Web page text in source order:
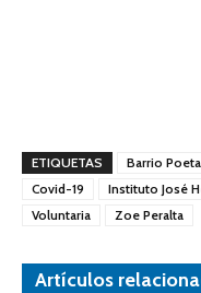
ETIQUETAS Barrio
Covid-19
Instituto José
Voluntaria
Zoe Peralta
Artículos